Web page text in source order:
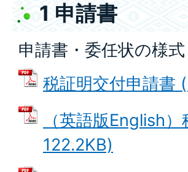
1 申請書
申請書・委任状の様式
税証明交付申請書
（英語版English
122.2KB)